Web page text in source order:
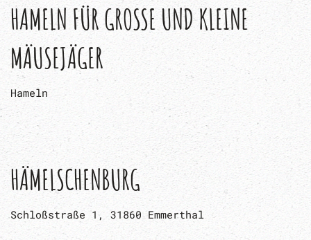
HAMELN FÜR GROSSE UND KLEINE M
ÄUSEJÄGER
Hameln
HÄMELSCHENBURG
Schloßstraße 1, 31860 Emmerthal